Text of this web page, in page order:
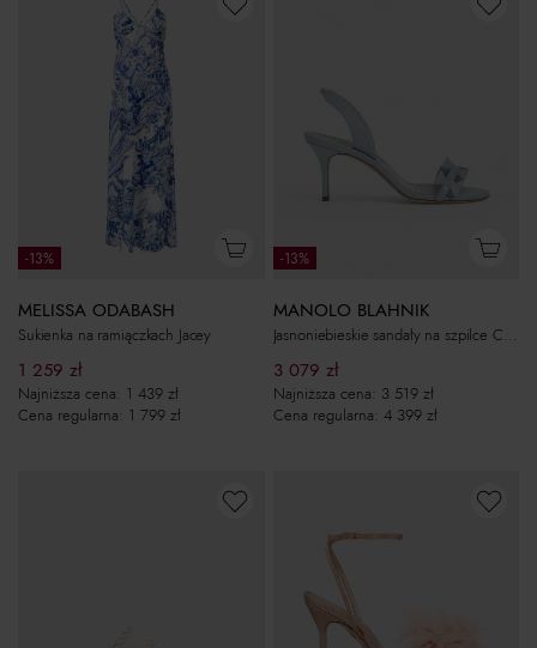
-13%
MELISSA ODABASH
Sukienka na ramiączkach Jacey
1 259 zł
Najniższa cena: 1 439 zł
Cena regularna: 1 799 zł
-13%
MANOLO BLAHNIK
Jasnoniebieskie sandały na szpilce Cigaura 70
3 079 zł
Najniższa cena: 3 519 zł
Cena regularna: 4 399 zł